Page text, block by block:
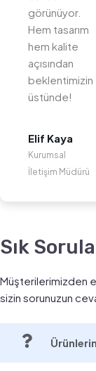
görünüyor.
Hem tasarım
hem kalite
açısından
beklentimizin
üstünde!
Elif Kaya
Kurumsal
İletişim Müdürü
Sık
Müşterilerimizden
sizin sorunuzun